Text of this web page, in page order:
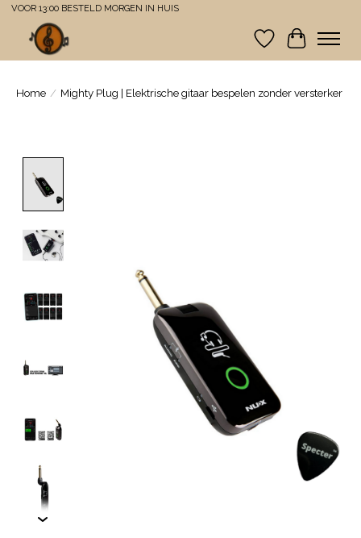
VOOR 13:00 BESTELD MORGEN IN HUIS
Verlanglijst
Home / Mighty Plug | Elektrische gitaar bespelen zonder versterker